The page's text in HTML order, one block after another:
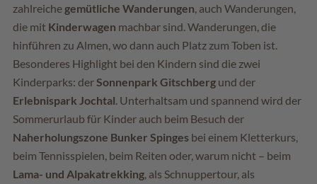
zahlreiche gemütliche Wanderungen , auch Wanderungen,
die mit Kinderwagen machbar sind. Wanderungen, die
hinführen zu Almen, wo dann auch Platz zum Toben ist.
Besonderes Highlight bei den Kindern sind die zwei
Kinderparks: der Sonnenpark Gitschberg und der
Erlebnispark Jochtal . Unterhaltsam und spannend wird der
Sommerurlaub für Kinder auch beim Besuch der
Naherholungszone Bunker Spinges bei einem Kletterkurs,
beim Tennisspielen, beim Reiten oder, warum nicht – beim
Lama- und Alpakatrekking , als Schnuppertour, als